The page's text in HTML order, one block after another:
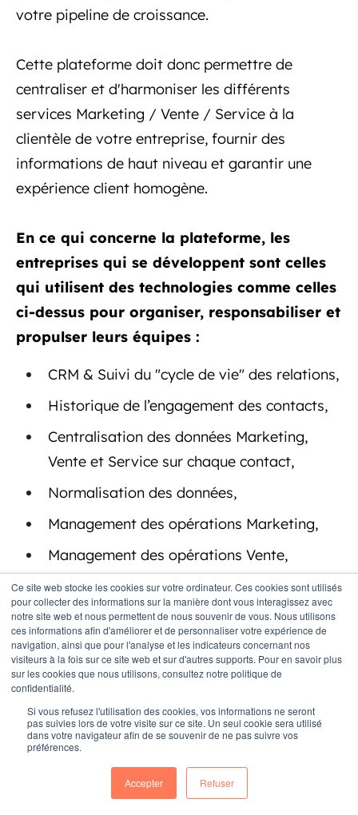
Ce site web stocke les cookies sur votre ordinateur. Ces cookies sont utilisés
pour collecter des informations sur la manière dont vous interagissez avec
notre site web et nous permettent de nous souvenir de vous. Nous utilisons
ces informations afin d'améliorer et de personnaliser votre expérience de
navigation, ainsi que pour l'analyse et les indicateurs concernant nos
visiteurs à la fois sur ce site web et sur d'autres supports. Pour en savoir plus
sur les cookies que nous utilisons, consultez notre politique de
confidentialité.
Si vous refusez l'utilisation des cookies, vos informations ne seront
pas suivies lors de votre visite sur ce site. Un seul cookie sera utilisé
dans votre navigateur afin de se souvenir de ne pas suivre vos
préférences.
Accepter Refuser
votre pipeline de croissance.
Cette plateforme doit donc permettre de
centraliser et d'harmoniser les différents
services Marketing / Vente / Service à la
clientèle de votre entreprise, fournir des
informations de haut niveau et garantir une
expérience client homogène.
En ce qui concerne la plateforme, les
entreprises qui se développent sont celles
qui utilisent des technologies comme celles
ci-dessus pour organiser, responsabiliser et
propulser leurs équipes :
CRM & Suivi du "cycle de vie" des relations,
Historique de l’engagement des contacts,
Centralisation des données Marketing,
Vente et Service sur chaque contact,
Normalisation des données,
Management des opérations Marketing,
Management des opérations Vente,
Management des opération SAV,
Automatisation du Marketing, des Ventes,
du SAV,
Dashboard & Analytique poussé pour
suivre vos objectifs de croissance.
Grâce à celles-ci, vous serez en mesure de
votre croissance. Ensuite, les outils d'aide à la